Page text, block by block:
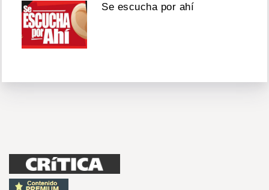
Se escucha por ahí